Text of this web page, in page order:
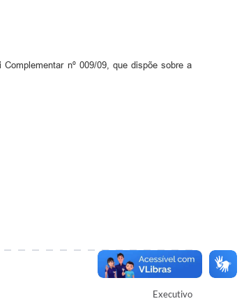
nº 009/09, que dispõe sobre a
Autor
Executivo